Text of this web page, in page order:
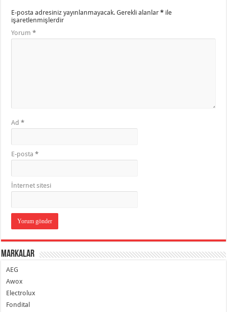
E-posta adresiniz yayınlanmayacak. Gerekli alanlar* ile
işaretlenmişlerdir
Yorum*
Ad*
E-posta*
İnternet sitesi
Markalar
AEG
Awox
Electrolux
Fondital